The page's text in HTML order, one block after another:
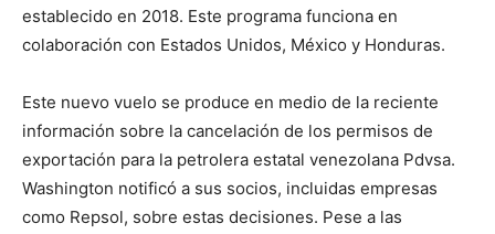
establecido en 2018. Este programa funciona en
colaboración con Estados Unidos, México y Honduras.
Este nuevo vuelo se produce en medio de la reciente
información sobre la cancelación de los permisos de
exportación para la petrolera estatal venezolana Pdvsa.
Washington notificó a sus socios, incluidas empresas
como Repsol, sobre estas decisiones. Pese a las